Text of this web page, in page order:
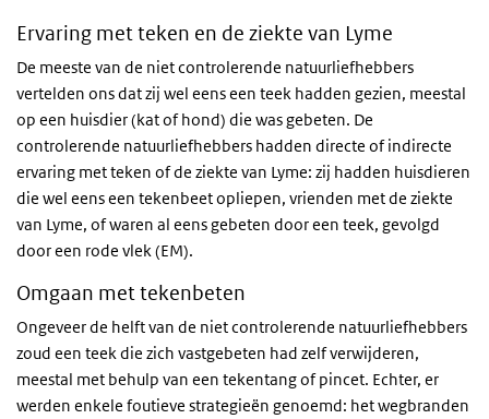
Ervaring met teken en de ziekte van Lyme
De meeste van de niet controlerende natuurliefhebbers
vertelden ons dat zij wel eens een teek hadden gezien, meestal
op een huisdier (kat of hond) die was gebeten. De
controlerende natuurliefhebbers hadden directe of indirecte
ervaring met teken of de ziekte van Lyme: zij hadden huisdieren
die wel eens een tekenbeet opliepen, vrienden met de ziekte
van Lyme, of waren al eens gebeten door een teek, gevolgd
door een rode vlek (EM).
Omgaan met tekenbeten
Ongeveer de helft van de niet controlerende natuurliefhebbers
zoud een teek die zich vastgebeten had zelf verwijderen,
meestal met behulp van een tekentang of pincet. Echter, er
werden enkele foutieve strategieën genoemd: het wegbranden